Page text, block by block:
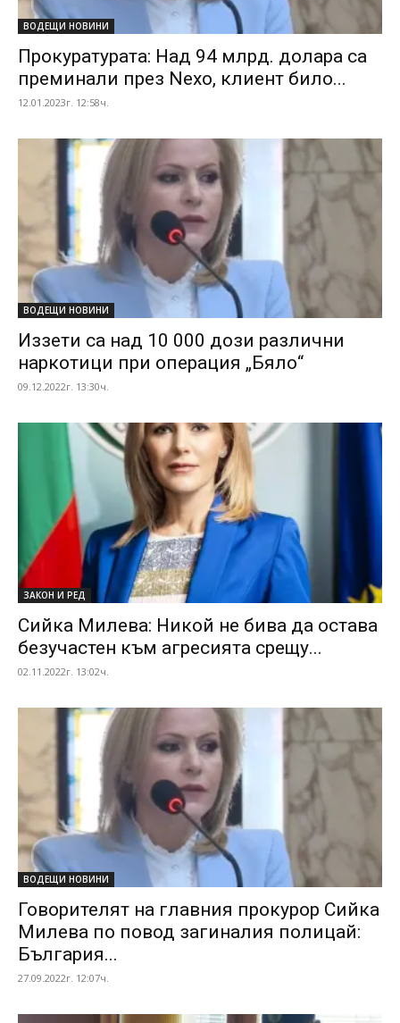
ВОДЕЩИ НОВИНИ
Прокуратурата: Над 94 млрд. долара са
преминали през Nexo, клиент било...
12.01.2023г. 12:58ч.
ВОДЕЩИ НОВИНИ
Иззети са над 10 000 дози различни
наркотици при операция „Бяло“
09.12.2022г. 13:30ч.
ЗАКОН И РЕД
Сийка Милева: Никой не бива да остава
безучастен към агресията срещу...
02.11.2022г. 13:02ч.
ВОДЕЩИ НОВИНИ
Говорителят на главния прокурор Сийка
Милева по повод загиналия полицай:
България...
27.09.2022г. 12:07ч.